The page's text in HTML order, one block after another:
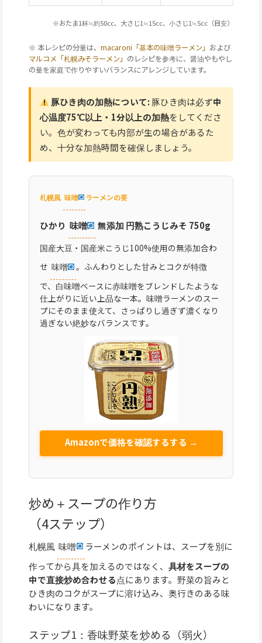
※おたま1杯≒約50cc、大さじ1≒15cc、小さじ1≒5cc（目安）
※ 本レシピの分量は、 macaroni「基本の味噌ラーメン」 および
マルコメ「札幌みそラーメン」 のレシピを参考に、醤油やもやし
の量を家庭で作りやすいバランスにアレンジしています。
豚ひき肉の加熱について:豚ひき肉は必ず中
心温度75℃以上・1分以上の加熱をしてくださ
い。色が変わっても内部が生の場合があるた
め、十分な加熱時間を確保しましょう。
札幌風 味噌 ラーメンの要
ひかり 味噌 無添加 円熟こうじみそ 750g
国産大豆・国産米こうじ100%使用の無添加合わ
せ 味噌
。ふんわりとした甘みとコクが特徴
で、白味噌ベースに赤味噌をブレンドしたような
仕上がりに近い上品な一本。味噌ラーメンのスー
プにそのまま使えて、さっぱりし過ぎず濃くなり
過ぎない絶妙なバランスです。
Amazonで価格を確認するする →
炒め＋スープの作り方
（4ステップ）
札幌風 味噌
ラーメンのポイントは、スープを別に
作ってから具を加えるのではなく、 具材をスープの
中で直接炒め合わせる点にあります。野菜の旨みと
ひき肉のコクがスープに溶け込み、奥行きのある味
わいになります。
ステップ1：香味野菜を炒める（弱火）